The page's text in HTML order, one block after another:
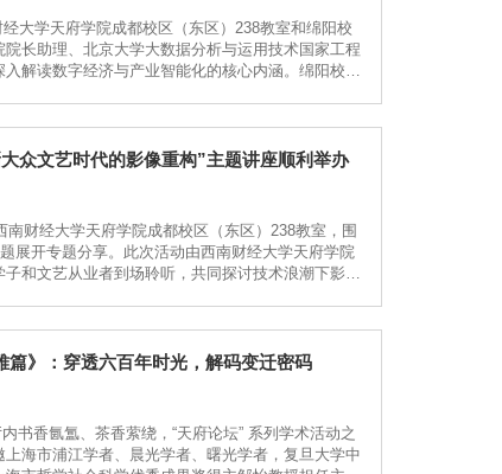
大学天府学院成都校区（东区）238教室和绵阳校
长助理、北京大学大数据分析与运用技术国家工程
解读数字经济与产业智能化的核心内涵。绵阳校区
众文艺时代的影像重构”主题讲座顺利举办
财经大学天府学院成都校区（东区）238教室，围
展开专题分享。此次活动由西南财经大学天府学院
和文艺从业者到场聆听，共同探讨技术浪潮下影像
篇》：穿透六百年时光，解码变迁密码
书香氤氲、茶香萦绕，“天府论坛” 系列学术活动之
海市浦江学者、晨光学者、曙光学者，复旦大学中